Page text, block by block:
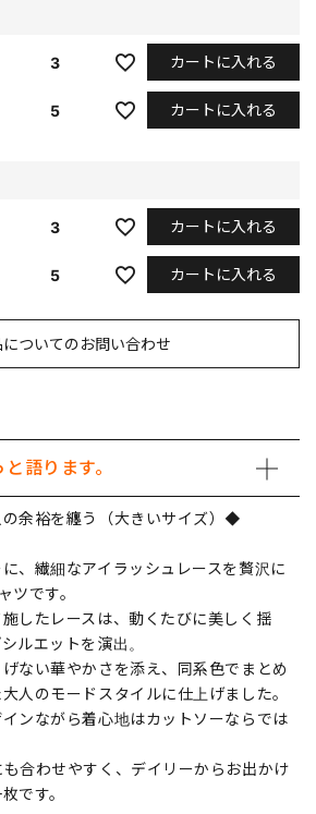
3 カートに入れる
5 カートに入れる
3 カートに入れる
5 カートに入れる
についてのお問い合わせ
語ります。
余裕を纏う（大きいサイズ）◆
、繊細なアイラッシュレースを贅沢に
ツです。
したレースは、動くたびに美しく揺
ルエットを演出。
ない華やかさを添え、同系色でまとめ
人のモードスタイルに仕上げました。
ンながら着心地はカットソーならでは
合わせやすく、デイリーからお出かけ
です。